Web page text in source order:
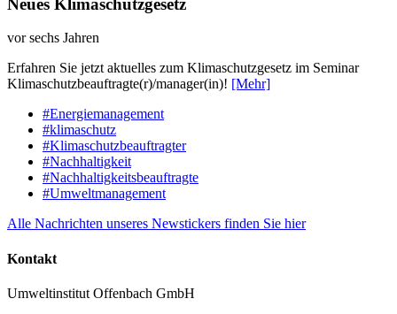
vor sechs Jahren
Erfahren Sie jetzt aktuelles zum Klimaschutzgesetz im Seminar
Klimaschutzbeauftragte(r)/manager(in)! [Mehr]
#Energiemanagement
#klimaschutz
#Klimaschutzbeauftragter
#Nachhaltigkeit
#Nachhaltigkeitsbeauftragte
#Umweltmanagement
Alle Nachrichten unseres Newstickers finden Sie hier
Kontakt
Umweltinstitut Offenbach GmbH